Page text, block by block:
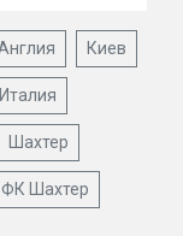
Киев
Италия
Шахтер
ФК Шахтер